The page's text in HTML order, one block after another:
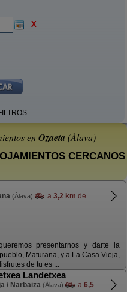
X
enOzaeta (Álava)
CERCANOS
(Álava) a 3,2 km de
presentarnos y darte la
Maturana, y a La Casa Vieja,
de tu es ...
Landetxea
/ Narbaiza (Álava) a 6,5